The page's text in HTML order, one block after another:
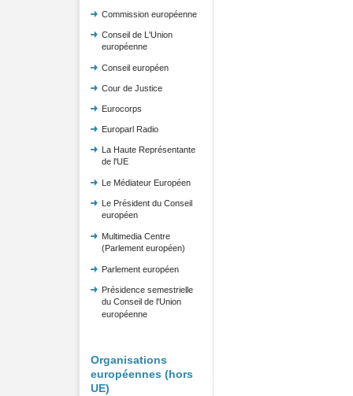
Commission européenne
Conseil de L'Union
européenne
Conseil européen
Cour de Justice
Eurocorps
Europarl Radio
La Haute Représentante
de l'UE
Le Médiateur Européen
Le Président du Conseil
européen
Multimedia Centre
(Parlement européen)
Parlement européen
Présidence semestrielle
du Conseil de l'Union
européenne
Organisations
européennes (hors
UE)